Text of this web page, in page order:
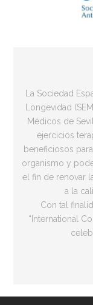
La Sociedad
Longevidad
Médicos de
ejercicios
beneficiosos
organismo y
el fin de renovar
a la
Con tal
“International